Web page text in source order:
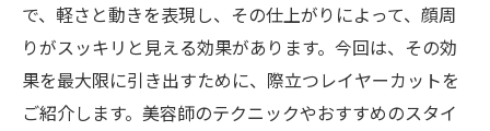
で、軽さと動きを表現し、その仕上がりによって、顔周
りがスッキリと見える効果があります。今回は、その効
果を最大限に引き出すために、際立つレイヤーカットを
ご紹介します。美容師のテクニックやおすすめのスタイ